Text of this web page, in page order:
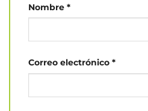
Nombre *
Correo electrónico *